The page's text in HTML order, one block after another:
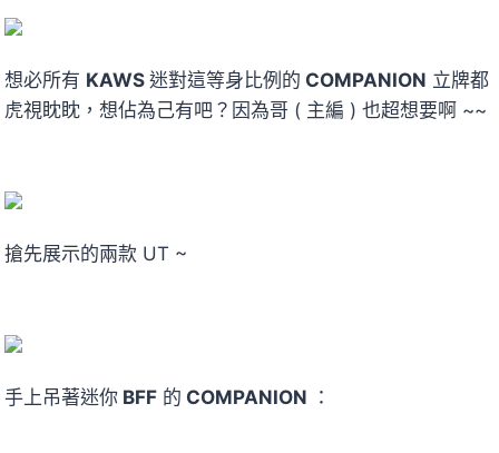
想必所有 KAWS 迷對這等身比例的 COMPANION 立牌都
虎視眈眈，想佔為己有吧？因為哥 ( 主編 ) 也超想要啊 ~~
搶先展示的兩款 UT ~
手上吊著迷你 BFF 的 COMPANION ：